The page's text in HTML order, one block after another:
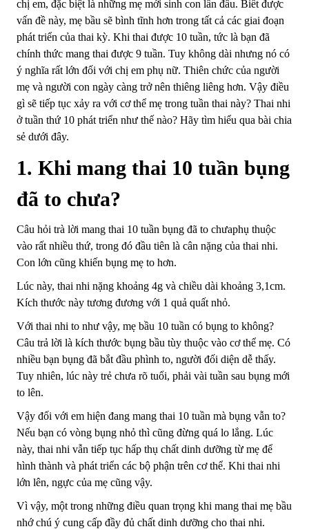
chị em, đặc biệt là những mẹ mới sinh con lần đầu. Biết được
vấn đề này, mẹ bầu sẽ bình tĩnh hơn trong tất cả các giai đoạn
phát triển của thai kỳ. Khi thai được 10 tuần, tức là bạn đã
chính thức mang thai được 9 tuần. Tuy không dài nhưng nó có
ý nghĩa rất lớn đối với chị em phụ nữ. Thiên chức của người
mẹ và người con ngày càng trở nên thiêng liêng hơn. Vậy điều
gì sẽ tiếp tục xảy ra với cơ thể mẹ trong tuần thai này? Thai nhi
ở tuần thứ 10 phát triển như thế nào? Hãy tìm hiểu qua bài chia
sẻ dưới đây.
1. Khi mang thai 10 tuần bụng
đã to chưa?
Câu hỏi trà lời mang thai 10 tuần bụng đã to chưaphụ thuộc
vào rất nhiều thứ, trong đó đầu tiên là cân nặng của thai nhi.
Con lớn cũng khiến bụng mẹ to hơn.
Lúc này, thai nhi nặng khoảng 4g và chiều dài khoảng 3,1cm.
Kích thước này tương đương với 1 quả quất nhỏ.
Với thai nhi to như vậy, mẹ bầu 10 tuần có bụng to không?
Câu trả lời là kích thước bụng bầu tùy thuộc vào cơ thể mẹ. Có
nhiều bạn bụng đã bắt đầu phình to, người đối diện dễ thấy.
Tuy nhiên, lúc này trẻ chưa rõ tuổi, phải vài tuần sau bụng mới
to lên.
Vậy đối với em hiện đang mang thai 10 tuần mà bụng vẫn to?
Nếu bạn có vòng bụng nhỏ thì cũng đừng quá lo lắng. Lúc
này, thai nhi vẫn tiếp tục hấp thụ chất dinh dưỡng từ mẹ để
hình thành và phát triển các bộ phận trên cơ thể. Khi thai nhi
lớn lên, ngực của mẹ cũng vậy.
Vì vậy, một trong những điều quan trọng khi mang thai mẹ bầu
nhớ chú ý cung cấp đầy đủ chất dinh dưỡng cho thai nhi.